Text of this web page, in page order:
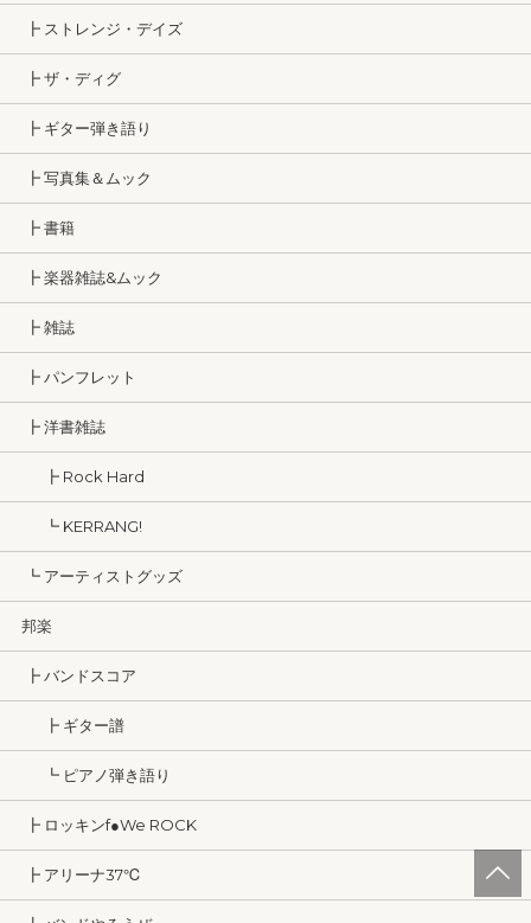
┣ ストレンジ・デイズ
┣ ザ・ディグ
┣ ギター弾き語り
┣ 写真集＆ムック
┣ 書籍
┣ 楽器雑誌&ムック
┣ 雑誌
┣ パンフレット
┣ 洋書雑誌
┣ Rock Hard
┗ KERRANG!
┗ アーティストグッズ
邦楽
┣ バンドスコア
┣ ギター譜
┗ ピアノ弾き語り
┣ ロッキンf●We ROCK
┣ アリーナ37℃